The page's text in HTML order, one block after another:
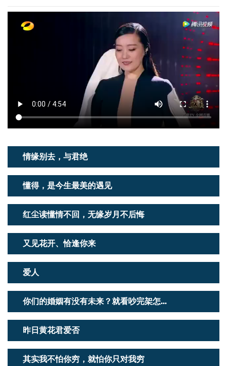
情缘别去，与君绝
懂得，是今生最美的遇见
红尘读懂情不回，无缘岁月不后悔
又见花开、恰逢你来
爱人
你们的婚姻有没有未来？就看吵完架怎...
昨日黄花君爱否
其实我不怕你穷，就怕你只对我穷